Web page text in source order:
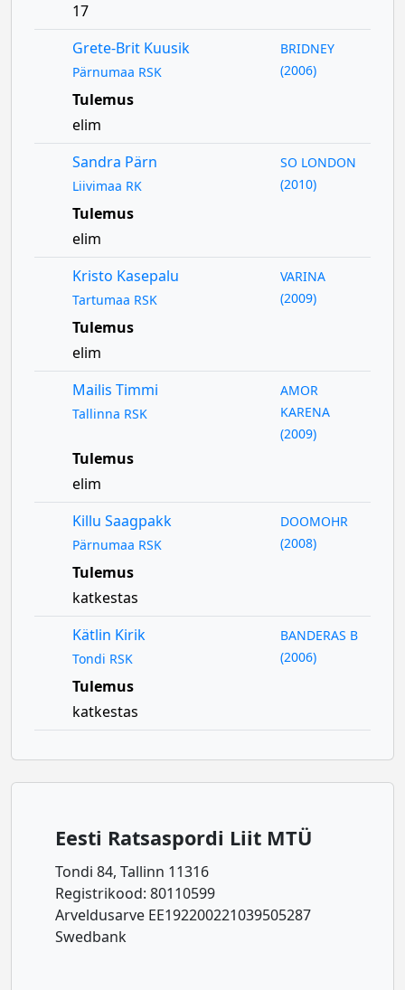
17
Grete-Brit Kuusik
Pärnumaa RSK
BRIDNEY
(2006)
Tulemus
elim
Sandra Pärn
Liivimaa RK
SO LONDON
(2010)
Tulemus
elim
Kristo Kasepalu
Tartumaa RSK
VARINA
(2009)
Tulemus
elim
Mailis Timmi
Tallinna RSK
AMOR
KARENA
(2009)
Tulemus
elim
Killu Saagpakk
Pärnumaa RSK
DOOMOHR
(2008)
Tulemus
katkestas
Kätlin Kirik
Tondi RSK
BANDERAS B
(2006)
Tulemus
katkestas
Eesti Ratsaspordi Liit MTÜ
Tondi 84, Tallinn 11316
Registrikood: 80110599
Arveldusarve EE192200221039505287
Swedbank